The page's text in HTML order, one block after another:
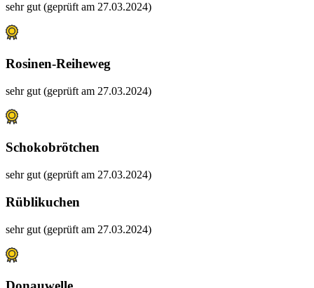
sehr gut (geprüft am 27.03.2024)
Rosinen-Reiheweg
sehr gut (geprüft am 27.03.2024)
Schokobrötchen
sehr gut (geprüft am 27.03.2024)
Rüblikuchen
sehr gut (geprüft am 27.03.2024)